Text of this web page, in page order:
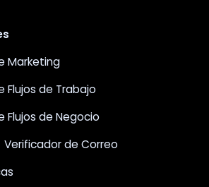
Marketing
de Trabajo
de Negocio
Verificador de Correo